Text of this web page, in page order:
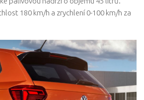
180 km/h a zrychlení 0-100 km/h za